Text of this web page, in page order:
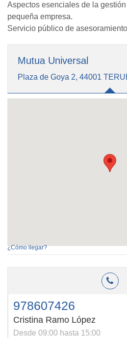
Aspectos esenciales de la
pequeña empresa.
Servicio público de
Mutua Universal
Plaza de Goya 2, 44001
¿Cómo llegar?
978607426
Cristina Ramo López
Desde 09:00 hasta 15:00